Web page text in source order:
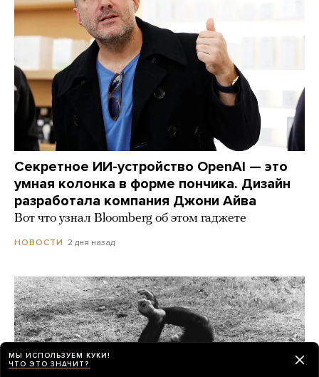
Секретное ИИ-устройство OpenAI — это
умная колонка в форме пончика. Дизайн
разработала компания Джони Айва
Вот что узнал Bloomberg об этом гаджете
НОВОСТИ 2 дня назад
МЫ ИСПОЛЬЗУЕМ КУКИ!
ЧТО ЭТО ЗНАЧИТ?